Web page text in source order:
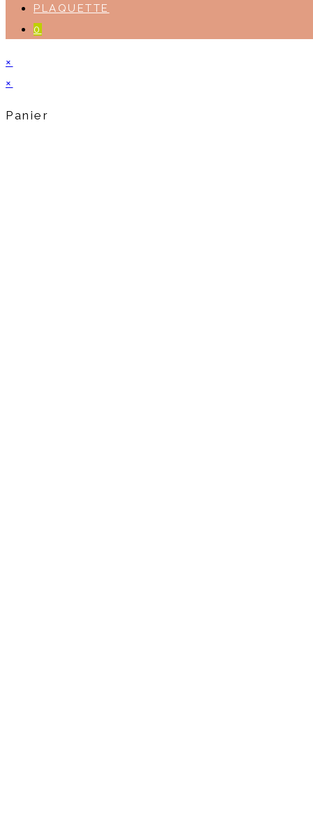
PLAQUETTE
0
×
×
Panier